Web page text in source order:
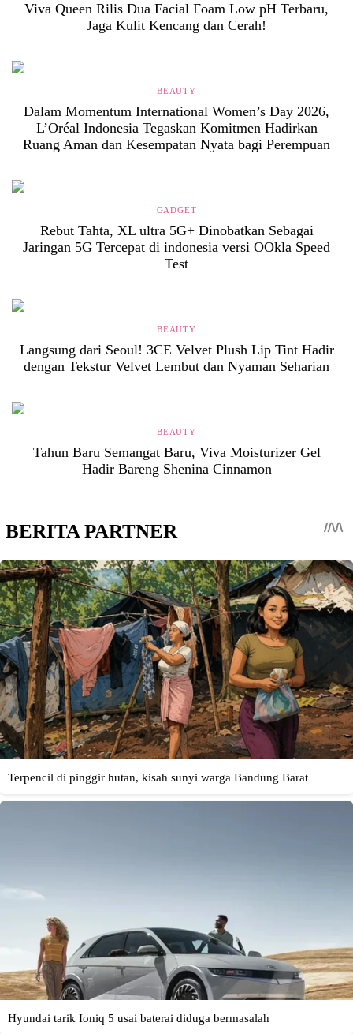
Viva Queen Rilis Dua Facial Foam Low pH Terbaru,
Jaga Kulit Kencang dan Cerah!
BEAUTY
Dalam Momentum International Women’s Day 2026,
L’Oréal Indonesia Tegaskan Komitmen Hadirkan
Ruang Aman dan Kesempatan Nyata bagi Perempuan
GADGET
Rebut Tahta, XL ultra 5G+ Dinobatkan Sebagai
Jaringan 5G Tercepat di indonesia versi OOkla Speed
Test
BEAUTY
Langsung dari Seoul! 3CE Velvet Plush Lip Tint Hadir
dengan Tekstur Velvet Lembut dan Nyaman Seharian
BEAUTY
Tahun Baru Semangat Baru, Viva Moisturizer Gel
Hadir Bareng Shenina Cinnamon